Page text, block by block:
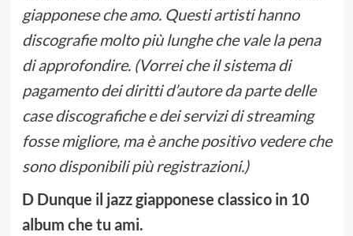
giapponese che amo. Questi artisti hanno
discografie molto più lunghe che vale la pena
di approfondire. (Vorrei che il sistema di
pagamento dei diritti d’autore da parte delle
case discografiche e dei servizi di streaming
fosse migliore, ma è anche positivo vedere che
sono disponibili più registrazioni.)
D Dunque il jazz giapponese classico in 10
album che tu ami.